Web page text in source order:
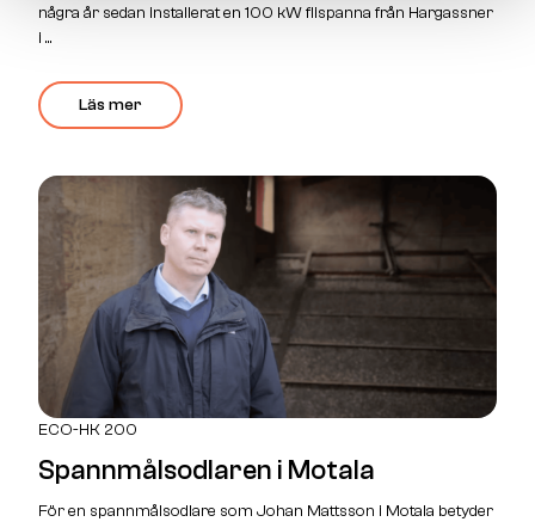
några år sedan installerat en 100 kW flispanna från Hargassner
i ...
Läs mer
ECO-HK 200
Spannmålsodlaren i Motala
För en spannmålsodlare som Johan Mattsson i Motala betyder